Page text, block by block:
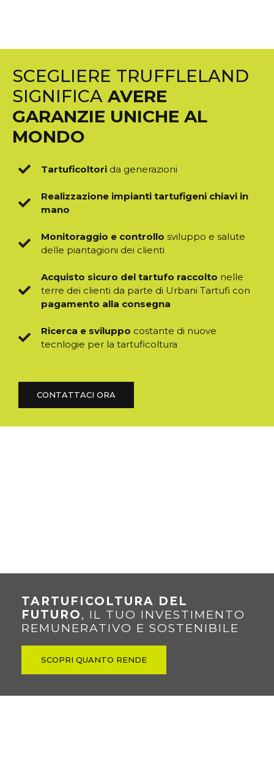
SCEGLIERE TRUFFLELAND
SIGNIFICA AVERE
GARANZIE UNICHE AL
MONDO
Tartuficoltori da generazioni
Realizzazione impianti tartufigeni chiavi in
mano
Monitoraggio e controllo sviluppo e salute
delle piantagioni dei clienti
Acquisto sicuro del tartufo raccolto nelle
terre dei clienti da parte di Urbani Tartufi con
pagamento alla consegna
Ricerca e sviluppo costante di nuove
tecnlogie per la tartuficoltura
CONTATTACI ORA
TARTUFICOLTURA DEL
FUTURO, IL TUO INVESTIMENTO
REMUNERATIVO E SOSTENIBILE
SCOPRI QUANTO RENDE